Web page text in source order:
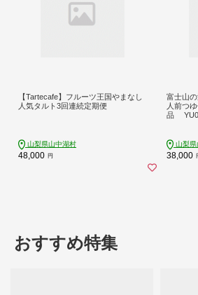
【Tartecafe】フルーツ王国やまなし
人気タルト3回連続定期便
山梨県山中湖村
48,000 円
富士山
人前つ
品
山梨県
38,000
おすすめ特集